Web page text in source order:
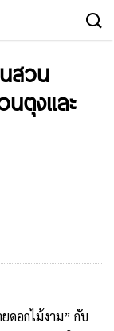
สวน
นตุงและ
ดอกไม้งาม” กับ